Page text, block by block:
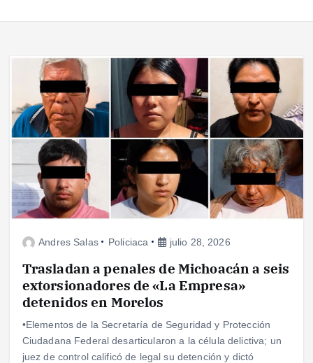
Andres Salas Policiaca julio 28, 2026
Trasladan a penales de Michoacán a seis
extorsionadores de «La Empresa»
detenidos en Morelos
•Elementos de la Secretaría de Seguridad y Protección
Ciudadana Federal desarticularon a la célula delictiva; un
juez de control calificó de legal su detención y dictó